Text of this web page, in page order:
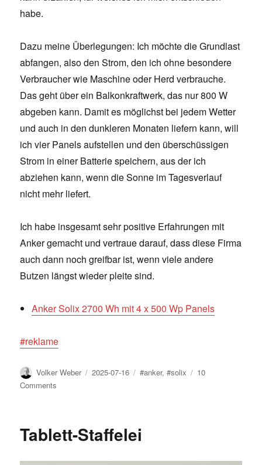
habe.
Dazu meine Überlegungen: Ich möchte die Grundlast
abfangen, also den Strom, den ich ohne besondere
Verbraucher wie Maschine oder Herd verbrauche.
Das geht über ein Balkonkraftwerk, das nur 800 W
abgeben kann. Damit es möglichst bei jedem Wetter
und auch in den dunkleren Monaten liefern kann, will
ich vier Panels aufstellen und den überschüssigen
Strom in einer Batterie speichern, aus der ich
abziehen kann, wenn die Sonne im Tagesverlauf
nicht mehr liefert.
Ich habe insgesamt sehr positive Erfahrungen mit
Anker gemacht und vertraue darauf, dass diese Firma
auch dann noch greifbar ist, wenn viele andere
Butzen längst wieder pleite sind.
Anker Solix 2700 Wh mit 4 x 500 Wp Panels
#reklame
Author
Volker Weber
Posted
2025-07-16 Tags
#anker,#solix
10
Comments
Tablett-Staffelei